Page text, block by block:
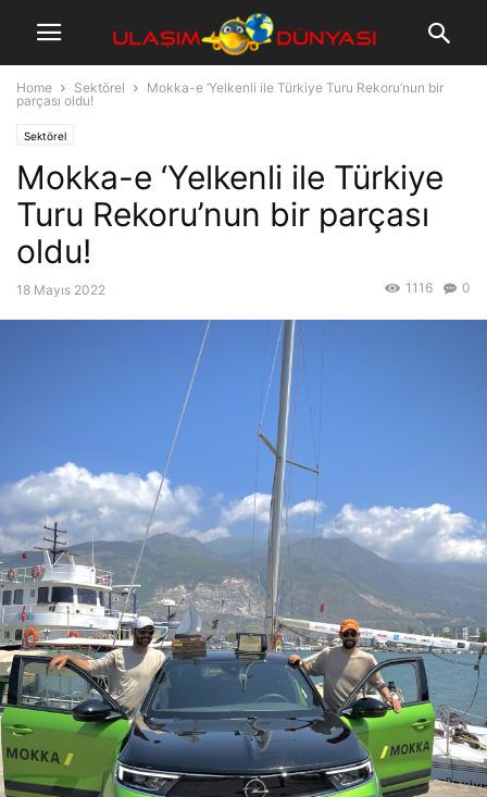
Home Sektörel
Mokka-e ‘Yelkenli ile Türkiye Turu Rekoru’nun bir
parçası oldu!
Sektörel
Mokka-e ‘Yelkenli ile Türkiye
Turu Rekoru’nun bir parçası
oldu!
18 Mayıs 2022 0
1116